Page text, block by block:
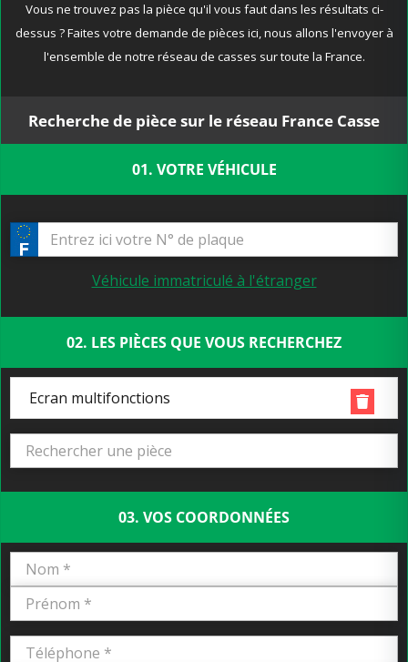
Vous ne trouvez pas la pièce qu'il vous faut dans les résultats ci-
dessus ? Faites votre demande de pièces ici, nous allons l'envoyer à
l'ensemble de notre réseau de casses sur toute la France.
Recherche de pièce sur le réseau France Casse
01. VOTRE VÉHICULE
Véhicule immatriculé à l'étranger
02. LES PIÈCES QUE VOUS RECHERCHEZ
Ecran multifonctions
03. VOS COORDONNÉES